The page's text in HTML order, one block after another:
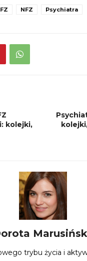
NFZ Psychiatra
kolejki,
trybu życia i